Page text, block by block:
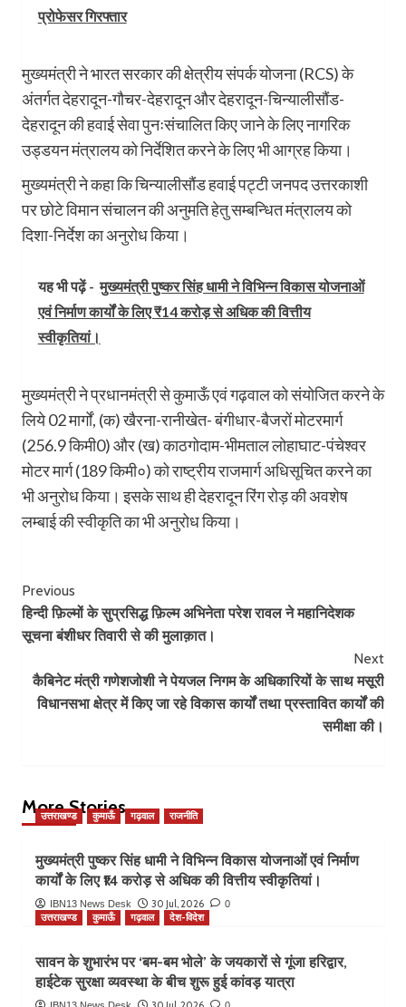
प्रोफेसर गिरफ्तार
मुख्यमंत्री ने भारत सरकार की क्षेत्रीय संपर्क योजना (RCS) के
अंतर्गत देहरादून-गौचर-देहरादून और देहरादून-चिन्यालीसौंड-
देहरादून की हवाई सेवा पुनःसंचालित किए जाने के लिए नागरिक
उड्डयन मंत्रालय को निर्देशित करने के लिए भी आग्रह किया।
मुख्यमंत्री ने कहा कि चिन्यालीसौंड हवाई पट्टी जनपद उत्तरकाशी
पर छोटे विमान संचालन की अनुमति हेतु सम्बन्धित मंत्रालय को
दिशा-निर्देश का अनुरोध किया।
यह भी पढ़ें - मुख्यमंत्री पुष्कर सिंह धामी ने विभिन्न विकास योजनाओं
एवं निर्माण कार्यों के लिए ₹14 करोड़ से अधिक की वित्तीय
स्वीकृतियां।
मुख्यमंत्री ने प्रधानमंत्री से कुमाऊँ एवं गढ़वाल को संयोजित करने के
लिये 02 मार्गों, (क) खैरना-रानीखेत- बंगीधार-बैजरों मोटरमार्ग
(256.9 किमी0) और (ख) काठगोदाम-भीमताल लोहाघाट-पंचेश्वर
मोटर मार्ग (189 किमी०) को राष्ट्रीय राजमार्ग अधिसूचित करने का
भी अनुरोध किया। इसके साथ ही देहरादून रिंग रोड़ की अवशेष
लम्बाई की स्वीकृति का भी अनुरोध किया।
Post
Navigation
Previous
हिन्दी फ़िल्मों के सुप्रसिद्ध फ़िल्म अभिनेता परेश रावल ने महानिदेशक
सूचना बंशीधर तिवारी से की मुलाक़ात।
Next
कैबिनेट मंत्री गणेशजोशी ने पेयजल निगम के अधिकारियों के साथ मसूरी
विधानसभा क्षेत्र में किए जा रहे विकास कार्यों तथा प्रस्तावित कार्यों की
समीक्षा की।
More Stories
उत्तराखण्ड कुमाऊँ गढ़वाल राजनीति
मुख्यमंत्री पुष्कर सिंह धामी ने विभिन्न विकास योजनाओं एवं निर्माण
कार्यों के लिए ₹14 करोड़ से अधिक की वित्तीय स्वीकृतियां।
IBN13 News Desk 30 Jul, 2026 0
उत्तराखण्ड कुमाऊँ गढ़वाल देश-विदेश
सावन के शुभारंभ पर ‘बम-बम भोले’ के जयकारों से गूंजा हरिद्वार,
हाईटेक सुरक्षा व्यवस्था के बीच शुरू हुई कांवड़ यात्रा